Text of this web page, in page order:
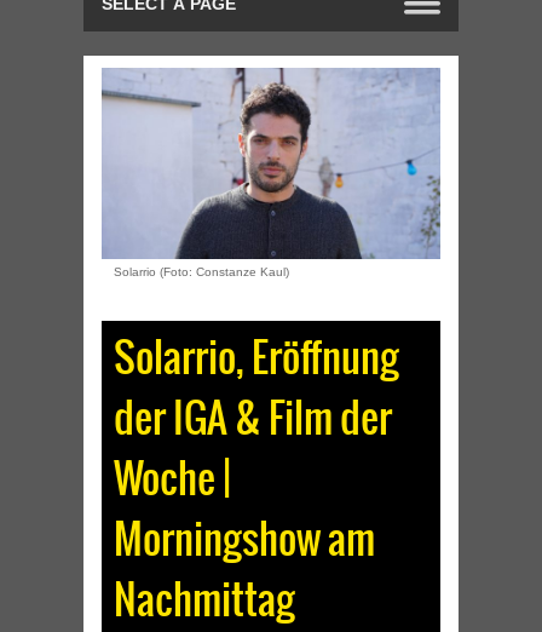
Solarrio (Foto: Constanze Kaul)
Solarrio, Eröffnung
der IGA & Film der
Woche |
Morningshow am
Nachmittag